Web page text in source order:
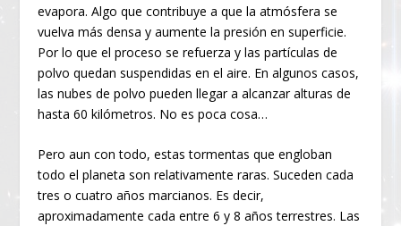
evapora. Algo que contribuye a que la atmósfera se
vuelva más densa y aumente la presión en superficie.
Por lo que el proceso se refuerza y las partículas de
polvo quedan suspendidas en el aire. En algunos casos,
las nubes de polvo pueden llegar a alcanzar alturas de
hasta 60 kilómetros. No es poca cosa…
Pero aun con todo, estas tormentas que engloban
todo el planeta son relativamente raras. Suceden cada
tres o cuatro años marcianos. Es decir,
aproximadamente cada entre 6 y 8 años terrestres. Las